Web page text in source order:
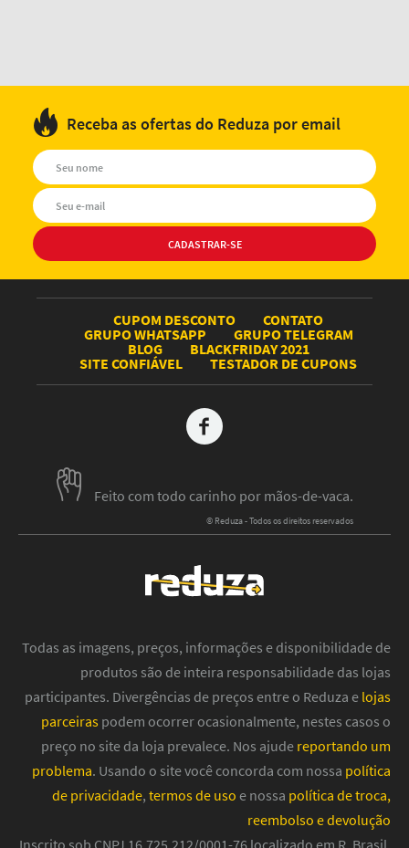
Receba as ofertas do Reduza por email
CUPOM DESCONTO
CONTATO
GRUPO WHATSAPP
GRUPO TELEGRAM
BLOG
BLACKFRIDAY 2021
SITE CONFIÁVEL
TESTADOR DE CUPONS
Feito com todo carinho por mãos-de-vaca.
© Reduza - Todos os direitos reservados
Todas as imagens, preços, informações e disponibilidade de
produtos são de inteira responsabilidade das lojas
participantes. Divergências de preços entre o Reduza e lojas
parceiras podem ocorrer ocasionalmente, nestes casos o
preço no site da loja prevalece. Nos ajude reportando um
problema. Usando o site você concorda com nossa política
de privacidade, termos de uso e nossa política de troca,
reembolso e devolução
Inscrito sob CNPJ 16.725.212/0001-76 localizado em R. Brasil,